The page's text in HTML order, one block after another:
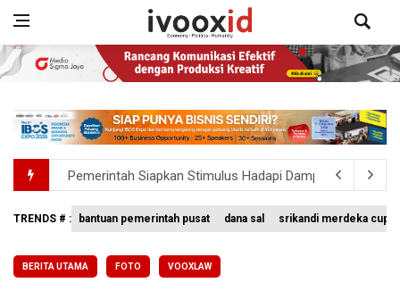
Pemerintah Siapkan Stimulus Hadapi Dampak El Nino
Pramono Kembalikan Nama Stasiun LRT Pegangsaan 2
Aldila dan Janice Berlaga di Sektor Ganda WTA 1000
TRENDS # : bantuan pemerintah pusat dana sal srikandi merdeka cup
BERITA UTAMA FOTO VOOXLAW